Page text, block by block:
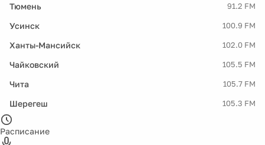
Тюмень 91.2 FM
Усинск 100.9 FM
Ханты-Мансийск 102.0 FM
Чайковский 105.5 FM
Чита 105.7 FM
Шерегеш 105.3 FM
Расписание